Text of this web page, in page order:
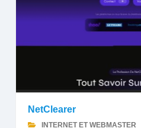
NetClearer
INTERNET ET WEBMASTER